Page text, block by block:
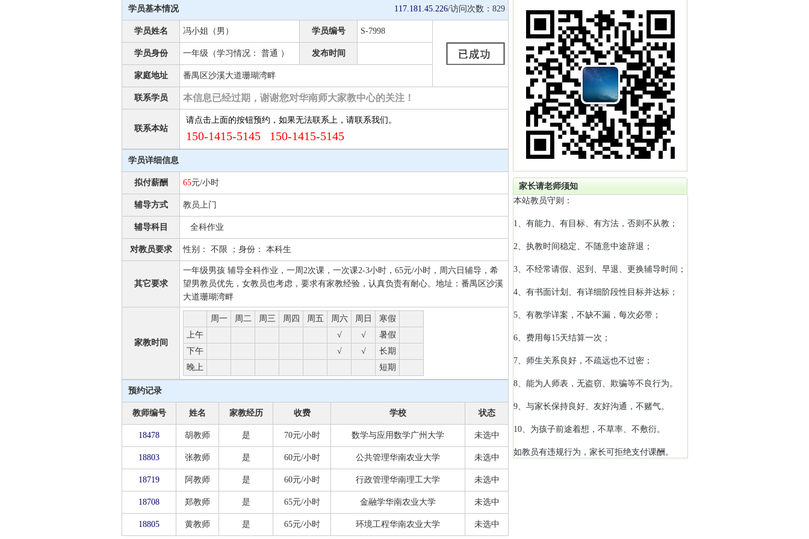
学员基本情况 117.181.45.226/访问次数： 829
学员姓名 冯小姐（男） 学员编号 S-7998
学员身份 一年级（学习情况： 普通 ） 发布时间
家庭地址 番禺区沙溪大道珊瑚湾畔
联系学员 本信息已经过期，谢谢您对华南师大家教中心的关注！
联系本站
请点击上面的按钮预约，如果无法联系上，请联系我们。
150-1415-5145 150-1415-5145
学员详细信息
拟付薪酬 65元/小时
辅导方式 教员上门
辅导科目 全科作业
对教员要求 性别： 不限 ；身份： 本科生
其它要求
一年级男孩 辅导全科作业，一周2次课，一次课2-3小时，65元/小时，周六日辅导，希
望男教员优先，女教员也考虑，要求有家教经验，认真负责有耐心。地址：番禺区沙溪
大道珊瑚湾畔
家教时间
周一 周二 周三 周四 周五 周六 周日
寒假
上午
√ √
暑假
下午
√ √
长期
晚上
短期
预约记录
教师编号 姓名 家教经历 收费 学校 状态
18478 胡教师 是 70元/小时 数学与应用数学广州大学 未选中
18803 张教师 是 60元/小时 公共管理华南农业大学 未选中
18719 阿教师 是 60元/小时 行政管理华南理工大学 未选中
18708 郑教师 是 65元/小时 金融学华南农业大学 未选中
18805 黄教师 是 65元/小时 环境工程华南农业大学 未选中
家长请老师须知
本站教员守则：
1、有能力、有目标、有方法，否则不从教；
2、执教时间稳定、不随意中途辞退；
3、不经常请假、迟到、早退、更换辅导时间；
4、有书面计划、有详细阶段性目标并达标；
5、有教学详案，不缺不漏，每次必带；
6、费用每15天结算一次；
7、师生关系良好，不疏远也不过密；
8、能为人师表，无盗窃、欺骗等不良行为。
9、与家长保持良好、友好沟通，不赌气。
10、为孩子前途着想，不草率、不敷衍。
如教员有违规行为，家长可拒绝支付课酬。